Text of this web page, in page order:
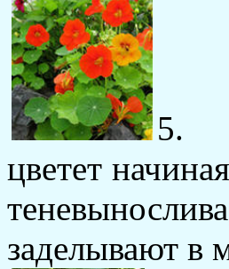
5.
цветет
заделывают в